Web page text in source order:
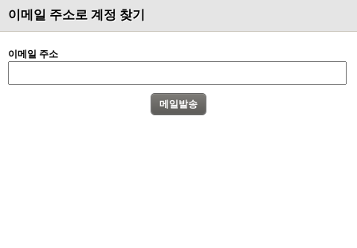
이메일 주소로 계정 찾기
이메일 주소